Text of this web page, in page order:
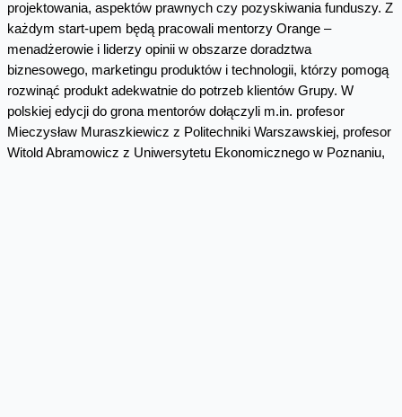
projektowania, aspektów prawnych czy pozyskiwania funduszy. Z
każdym start-upem będą pracowali mentorzy Orange –
menadżerowie i liderzy opinii w obszarze doradztwa
biznesowego, marketingu produktów i technologii, którzy pomogą
rozwinąć produkt adekwatnie do potrzeb klientów Grupy. W
polskiej edycji do grona mentorów dołączyli m.in. profesor
Mieczysław Muraszkiewicz z Politechniki Warszawskiej, profesor
Witold Abramowicz z Uniwersytetu Ekonomicznego w Poznaniu,